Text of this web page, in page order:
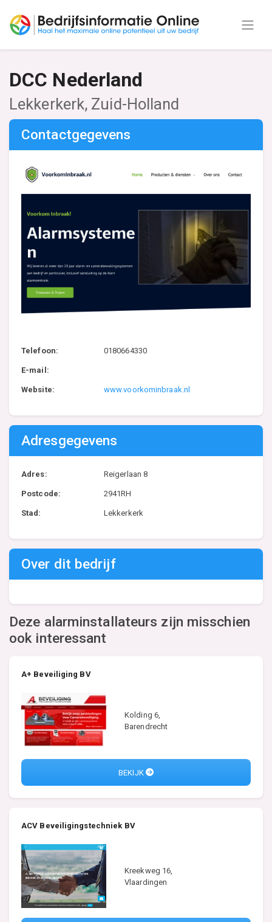
DCC Nederland
Lekkerkerk, Zuid-Holland
Contactgegevens
Telefoon: 0180664330
E-mail:
Website: www.voorkominbraak.nl
Adresgegevens
Adres: Reigerlaan 8
Postcode: 2941RH
Stad: Lekkerkerk
Over dit bedrijf
Deze alarminstallateurs zijn misschien
ook interessant
A+ Beveiliging BV
Kolding 6,
Barendrecht
BEKIJK
ACV Beveiligingstechniek BV
Kreekweg 16,
Vlaardingen